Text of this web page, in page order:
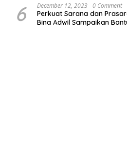
6 December 12, 2023 0 Comment
Perkuat Sarana dan
Bina Adwil Sampaikan